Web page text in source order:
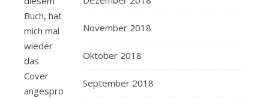
Buch, hat
mich mal
wieder
das
Cover
angesprochen.
November 2018
Oktober 2018
September 2018